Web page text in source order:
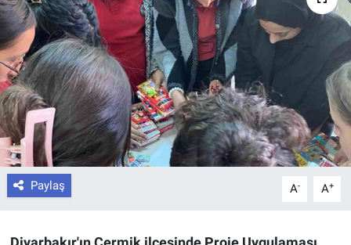
Paylaş A- A+